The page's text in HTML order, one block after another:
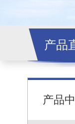
产品
产品